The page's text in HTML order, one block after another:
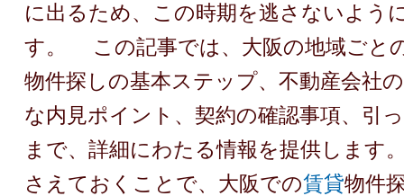
に出るため、この時期を逃さないよう
す。 この記事では、大阪の地域ごと
物件探しの基本ステップ、不動産会社
な内見ポイント、契約の確認事項、引
まで、詳細にわたる情報を提供します
さえておくことで、大阪での賃貸物件